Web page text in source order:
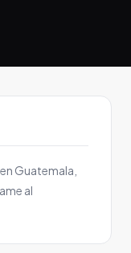
Guatemala,
al